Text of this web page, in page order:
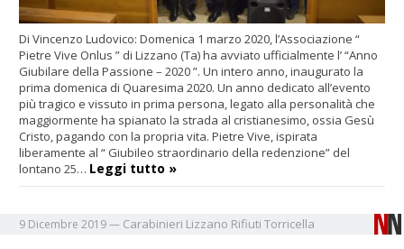
Di Vincenzo Ludovico: Domenica 1 marzo 2020, l’Associazione “
Pietre Vive Onlus ” di Lizzano (Ta) ha avviato ufficialmente l’ “Anno
Giubilare della Passione – 2020 ”. Un intero anno, inaugurato la
prima domenica di Quaresima 2020. Un anno dedicato all’evento
più tragico e vissuto in prima persona, legato alla personalità che
maggiormente ha spianato la strada al cristianesimo, ossia Gesù
Cristo, pagando con la propria vita. Pietre Vive, ispirata
liberamente al “ Giubileo straordinario della redenzione” del
lontano 25… Leggi tutto »
9 Dicembre 2019— Carabinieri Lizzano Rifiuti Torricella